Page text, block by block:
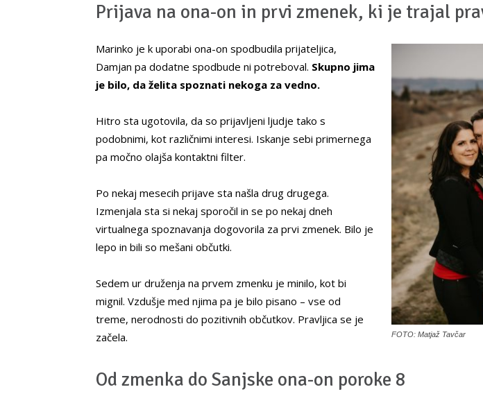
Prijava na ona-on in prvi zmenek, ki je trajal
FOTO: Matjaž Tavčar
Marinko je k uporabi ona-on spodbudila prijateljica,
Damjan pa dodatne spodbude ni potreboval. Skupno jima
je bilo, da želita spoznati nekoga za vedno.
Hitro sta ugotovila, da so prijavljeni ljudje tako s
podobnimi, kot različnimi interesi. Iskanje sebi primernega
pa močno olajša kontaktni filter.
Po nekaj mesecih prijave sta našla drug drugega.
Izmenjala sta si nekaj sporočil in se po nekaj dneh
virtualnega spoznavanja dogovorila za prvi zmenek. Bilo je
lepo in bili so mešani občutki.
Sedem ur druženja na prvem zmenku je minilo, kot bi
mignil. Vzdušje med njima pa je bilo pisano – vse od
treme, nerodnosti do pozitivnih občutkov. Pravljica se je
začela.
Od zmenka do Sanjske ona-on poroke 8